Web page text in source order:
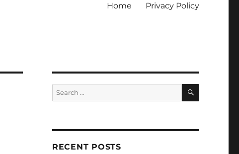
Home Privacy Policy
Search
for:
SEARCH
RECENT POSTS